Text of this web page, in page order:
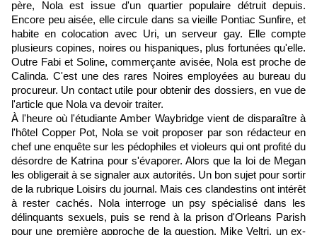
père, Nola est issue d'un quartier populaire détruit depuis.
Encore peu aisée, elle circule dans sa vieille Pontiac Sunfire, et
habite en colocation avec Uri, un serveur gay. Elle compte
plusieurs copines, noires ou hispaniques, plus fortunées qu'elle.
Outre Fabi et Soline, commerçante avisée, Nola est proche de
Calinda. C'est une des rares Noires employées au bureau du
procureur. Un contact utile pour obtenir des dossiers, en vue de
l'article que Nola va devoir traiter.
À l'heure où l'étudiante Amber Waybridge vient de disparaître à
l'hôtel Copper Pot, Nola se voit proposer par son rédacteur en
chef une enquête sur les pédophiles et violeurs qui ont profité du
désordre de Katrina pour s'évaporer. Alors que la loi de Megan
les obligerait à se signaler aux autorités. Un bon sujet pour sortir
de la rubrique Loisirs du journal. Mais ces clandestins ont intérêt
à rester cachés. Nola interroge un psy spécialisé dans les
délinquants sexuels, puis se rend à la prison d'Orleans Parish
pour une première approche de la question. Mike Veltri, un ex-